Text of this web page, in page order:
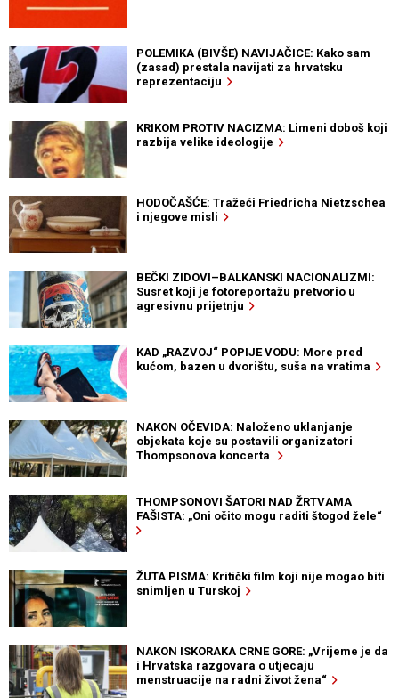
POLEMIKA (BIVŠE) NAVIJAČICE: Kako sam
(zasad) prestala navijati za hrvatsku
reprezentaciju
KRIKOM PROTIV NACIZMA: Limeni doboš koji
razbija velike ideologije
HODOČAŠĆE: Tražeći Friedricha Nietzschea
i njegove misli
BEČKI ZIDOVI–BALKANSKI NACIONALIZMI:
Susret koji je fotoreportažu pretvorio u
agresivnu prijetnju
KAD „RAZVOJ“ POPIJE VODU: More pred
kućom, bazen u dvorištu, suša na vratima
NAKON OČEVIDA: Naloženo uklanjanje
objekata koje su postavili organizatori
Thompsonova koncerta
THOMPSONOVI ŠATORI NAD ŽRTVAMA
FAŠISTA: „Oni očito mogu raditi štogod žele“
ŽUTA PISMA: Kritički film koji nije mogao biti
snimljen u Turskoj
NAKON ISKORAKA CRNE GORE: „Vrijeme je da
i Hrvatska razgovara o utjecaju
menstruacije na radni život žena“